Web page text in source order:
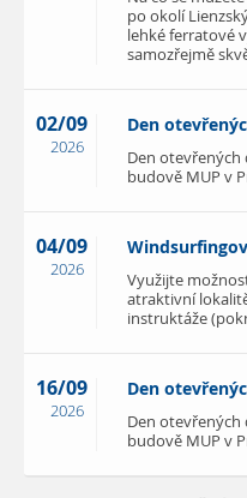
po okolí
lehké ferratové
samozřejmě
02/09
2026
Den
Den otevřených
budově MUP v
04/09
2026
Využijte
atraktivní
instruktáže
16/09
2026
Den
Den otevřených
budově MUP v